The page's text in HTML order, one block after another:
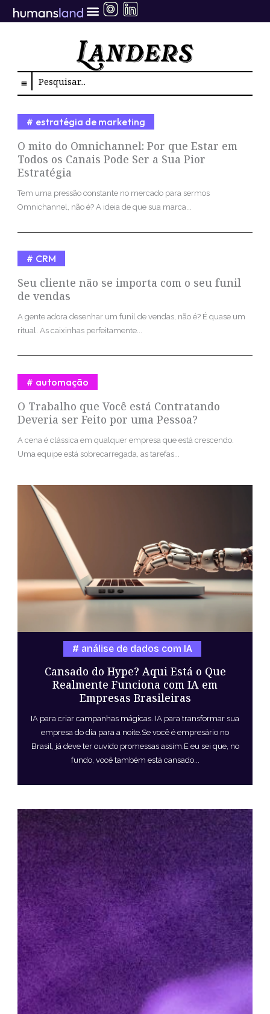
para
Search
O mito do Omnichannel: Por que Estar em
Todos os Canais Pode Ser a Sua Pior
Estratégia
estratégia de marketing
Tem uma pressão constante no mercado para sermos
Omnichannel, não é? A ideia de que sua marca...
Seu cliente não se importa com o seu funil
de vendas
CRM
A gente adora desenhar um funil de vendas, não é? É quase um
ritual. As caixinhas perfeitamente...
O Trabalho que Você está Contratando
Deveria ser Feito por uma Pessoa?
automação
A cena é clássica em qualquer empresa que está crescendo.
Uma equipe está sobrecarregada, as tarefas...
Cansado do Hype? Aqui Está o Que
Realmente Funciona com IA em
Empresas Brasileiras
análise de dados com IA
IA para criar campanhas mágicas. IA para transformar sua
empresa do dia para a noite.Se você é empresário no
Brasil, já deve ter ouvido promessas assim.E eu sei que, no
fundo, você também está cansado...